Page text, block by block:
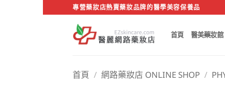
to
專營藥妝店熱賣藥妝品牌的醫學美容保養品
首頁 醫美藥妝館
首頁 / 網路藥妝店 ONLINE SHOP /